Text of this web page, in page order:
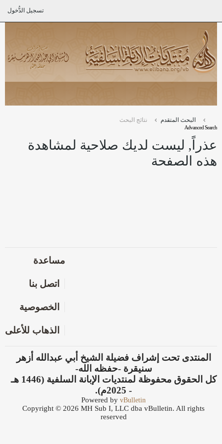
تسجيل الدُّخول
البحث المتقدم نتائج البحث
Advanced Search
عذراً, ليست لديك صلاحية لمشاهدة
هذه الصفحة
مساعدة
اتصل بنا
الخصوصية
الذهاب للأعلى
المنتدى تحت إشراف فضيلة الشيخ أبي عبدالله أزهر
سنيقرة -حفظه الله-
كل الحقوق محفوظة لمنتديات الإبانة السلفية (1446 هـ
- 2025م).
Powered by vBulletin
Copyright © 2026 MH Sub I, LLC dba vBulletin. All rights
reserved